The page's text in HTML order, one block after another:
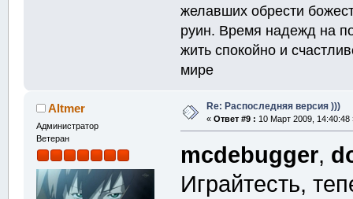
желавших обрести
руин. Время надежд на
жить спокойно и
мире
Altmer
Администратор
Ветеран
Re: Распоследняя версия )))
« Ответ #9 : 10 Март 2009, 14:40:48
mcdebugger,
Играйтесть,